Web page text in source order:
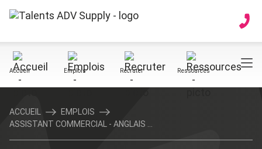
Accueil Emplois Recruter Ressources
ACCUEIL
EMPLOIS
ASSISTANT COMMERCIAL - ANGLAIS ...